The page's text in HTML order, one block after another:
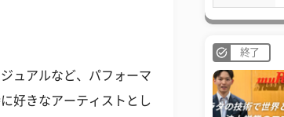
ュアルなど、パフォーマ
好きなアーティストとし
終了